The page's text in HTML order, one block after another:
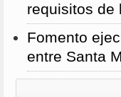
requisitos de
Fomento
entre Santa